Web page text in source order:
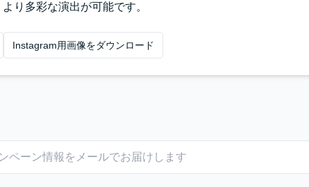
り多彩な演出が可能です。
Instagram用画像をダウンロード